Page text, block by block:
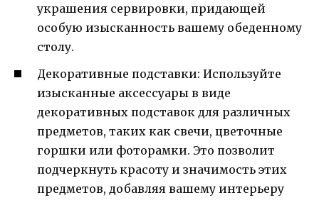
украшения сервировки, придающей
особую изысканность вашему обеденному
столу.
Декоративные подставки: Используйте
изысканные аксессуары в виде
декоративных подставок для различных
предметов, таких как свечи, цветочные
горшки или фоторамки. Это позволит
подчеркнуть красоту и значимость этих
предметов, добавляя вашему интерьеру